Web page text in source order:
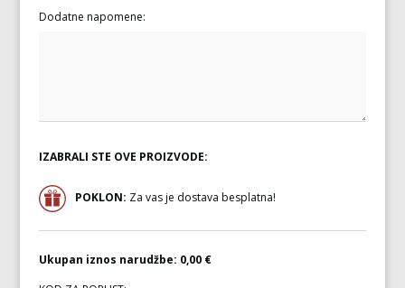
Dodatne napomene:
IZABRALI STE OVE PROIZVODE:
POKLON: Za vas je dostava besplatna!
Ukupan iznos narudžbe: 0,00 €